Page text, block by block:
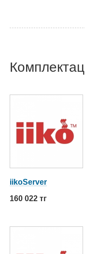
iikoServer
160 022 тг